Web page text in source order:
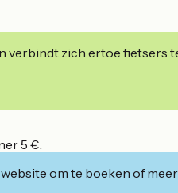
verbindt zich ertoe fietsers
5 €.
om te boeken of